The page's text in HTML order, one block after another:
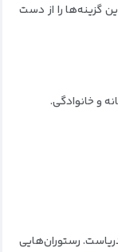
گزینه‌ها را از دست
و خانوادگی.
رستوران‌هایی